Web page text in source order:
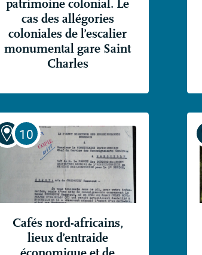
patrimoine colonial. Le
cas des allégories
coloniales de l’escalier
monumental gare Saint
Charles
Cafés nord-africains,
lieux d’entraide